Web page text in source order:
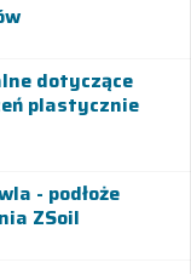
dotyczące
plastycznie
- podłoże
ZSoil